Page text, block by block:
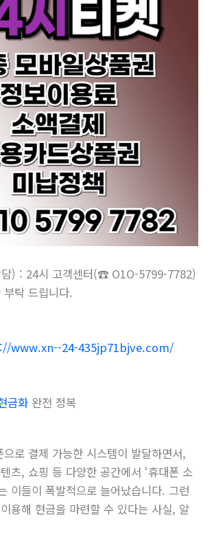
담) : 24시 고객센터(☎ O1O-5799-7782)
탁 드립니다.
www.xn--24-435jp71bjve.com/
금화 완전 정복
으로 결제 가능한 시스템이 발달하면서,
츠, 쇼핑 등 다양한 공간에서 ‘휴대폰 소
이들이 폭발적으로 늘어났습니다. 그런
용해 현금을 마련할 수 있다는 사실, 알